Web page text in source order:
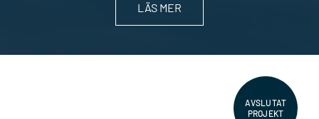
LÄS MER
AVSLUTAT
PROJEKT